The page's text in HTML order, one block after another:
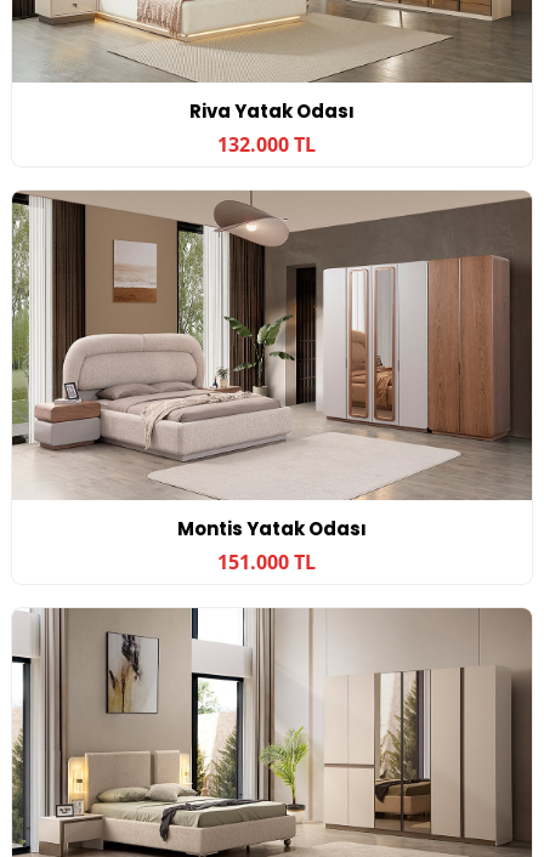
Riva Yatak Odası
132.000 TL
Montis Yatak Odası
151.000 TL